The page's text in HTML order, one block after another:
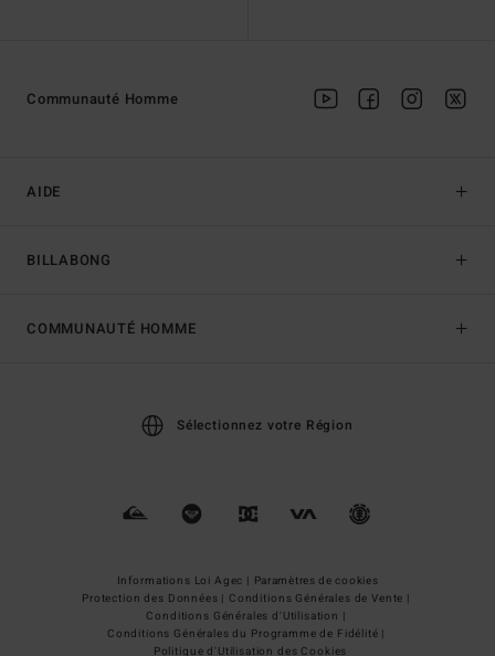
AIDE
BILLABONG
Communauté Homme
COMMUNAUTÉ HOMME
Sélectionnez votre Région
Informations Loi Agec | Paramètres de cookies
Protection des Données | Conditions Générales de Vente |
Conditions Générales d'Utilisation |
Conditions Générales du Programme de Fidélité |
Politique d'Utilisation des Cookies